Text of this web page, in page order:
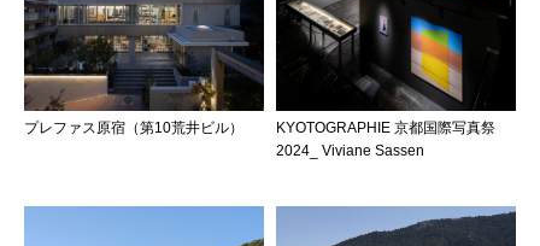
プレファス原宿（第10荒井ビル）
KYOTOGRAPHIE 京都国際写真祭
2024_ Viviane Sassen